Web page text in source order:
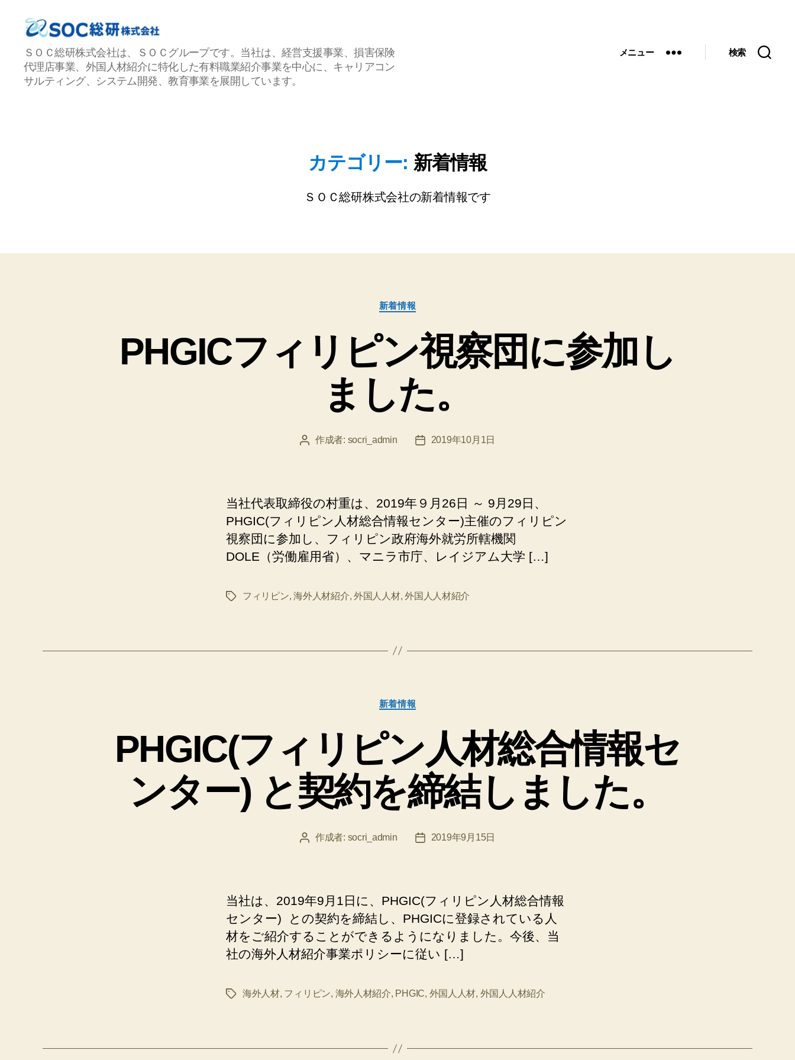
Ｓ
Ｏ
Ｃ
総
ＳＯＣ総研株式会社は、ＳＯＣグループです。当社は、経営支援事業、損害保険
代理店事業、外国人材紹介に特化した有料職業紹介事業を中心に、キャリアコン
サルティング、システム開発、教育事業を展開しています。
メニュー 検索
カテゴリー: 新着情報
ＳＯＣ総研株式会社の新着情報です
カ
テ
ー
新着情報
PHGICフィリピン視察団に参加し
ました。
投 作成者: socri_admin
投
2019年10月1日
当社代表取締役の村重は、2019年９月26日 ～ 9月29日、
PHGIC(フィリピン人材総合情報センター)主催のフィリピン
視察団に参加し、フィリピン政府海外就労所轄機関
DOLE（労働雇用省）、マニラ市庁、レイジアム大学 […]
タ
フィリピン,海外人材紹介, 外国人人材,外国人人材紹介
カ
テ
リ
ー
新着情報
PHGIC(フィリピン人材総合情報セ
ンター) と契約を締結しました。
投 作成者: socri_admin
投
2019年9月15日
当社は、2019年9月1日に、PHGIC(フィリピン人材総合情報
センター) との契約を締結し、PHGICに登録されている人
材をご紹介することができるようになりました。今後、当
社の海外人材紹介事業ポリシーに従い […]
タ
海外人材, フィリピン, 海外人材紹介, PHGIC, 外国人人材, 外国人人材紹介